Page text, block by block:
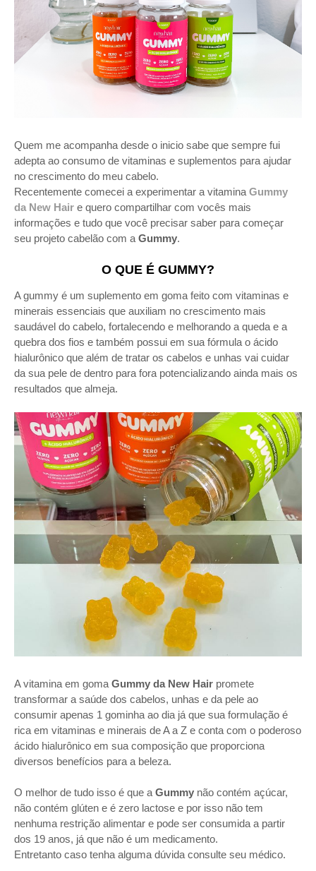
Quem me acompanha desde o inicio sabe que sempre fui
adepta ao consumo de vitaminas e suplementos para ajudar
no crescimento do meu cabelo.
Recentemente comecei a experimentar a vitaminaGummy
da New Hair e quero compartilhar com vocês mais
informações e tudo que você precisar saber para começar
seu projeto cabelão com aGummy.
O QUE É GUMMY?
A gummy é um suplemento em goma feito com vitaminas e
minerais essenciais que auxiliam no crescimento mais
saudável do cabelo, fortalecendo e melhorando a queda e a
quebra dos fios e também possui em sua fórmula o ácido
hialurônico que além de tratar os cabelos e unhas vai cuidar
da sua pele de dentro para fora potencializando ainda mais os
resultados que almeja.
A vitamina em goma Gummy da New Hair promete
transformar a saúde dos cabelos, unhas e da pele ao
consumir apenas 1 gominha ao dia já que sua formulação é
rica em vitaminas e minerais de A a Z e conta com o poderoso
ácido hialurônico em sua composição que proporciona
diversos benefícios para a beleza.
O melhor de tudo isso é que a Gummy não contém açúcar,
não contém glúten e é zero lactose e por isso não tem
nenhuma restrição alimentar e pode ser consumida a partir
dos 19 anos, já que não é um medicamento.
Entretanto caso tenha alguma dúvida consulte seu médico.